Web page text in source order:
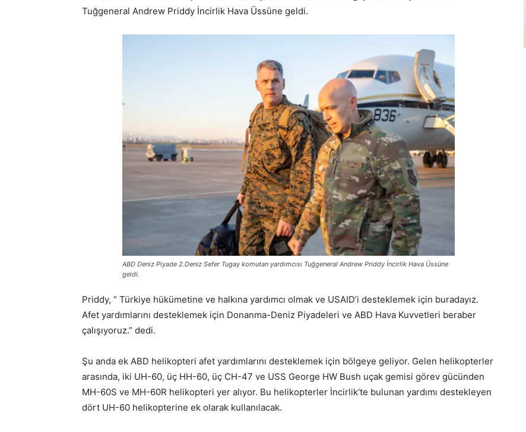
Tuğgeneral Andrew Priddy İncirlik Hava Üssüne geldi.
ABD Deniz Piyade 2.Deniz Sefer Tugay komutan yardımcısı Tuğgeneral Andrew Priddy İncirlik Hava Üssüne
geldi.
Priddy, “ Türkiye hükümetine ve halkına yardımcı olmak ve USAID’i desteklemek için buradayız.
Afet yardımlarını desteklemek için Donanma-Deniz Piyadeleri ve ABD Hava Kuvvetleri beraber
çalışıyoruz.” dedi.
Şu anda ek ABD helikopteri afet yardımlarını desteklemek için bölgeye geliyor. Gelen helikopterler
arasında, iki UH-60, üç HH-60, üç CH-47 ve USS George HW Bush uçak gemisi görev gücünden
MH-60S ve MH-60R helikopteri yer alıyor. Bu helikopterler İncirlik’te bulunan yardımı destekleyen
dört UH-60 helikopterine ek olarak kullanılacak.